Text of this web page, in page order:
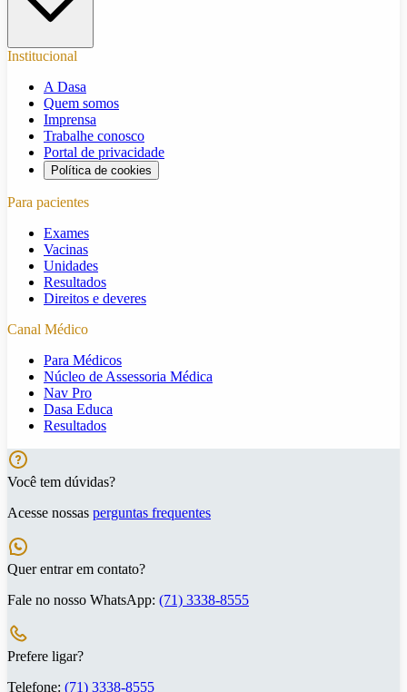
Institucional
A Dasa
Quem somos
Imprensa
Trabalhe conosco
Portal de privacidade
Política de cookies
Para pacientes
Exames
Vacinas
Unidades
Resultados
Direitos e deveres
Canal Médico
Para Médicos
Núcleo de Assessoria Médica
Nav Pro
Dasa Educa
Resultados
Você tem dúvidas?
Acesse nossas perguntas frequentes
Quer entrar em contato?
Fale no nosso WhatsApp: (71) 3338-8555
Prefere ligar?
Telefone: (71) 3338-8555